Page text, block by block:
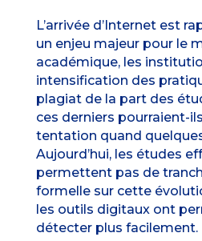
L’arrivée d’Internet est
un enjeu majeur pour le
académique, les
intensification des
plagiat de la part des
ces derniers pourraient-
tentation quand
Aujourd’hui, les études
permettent pas de
formelle sur cette
les outils digitaux ont
détecter plus facilement.